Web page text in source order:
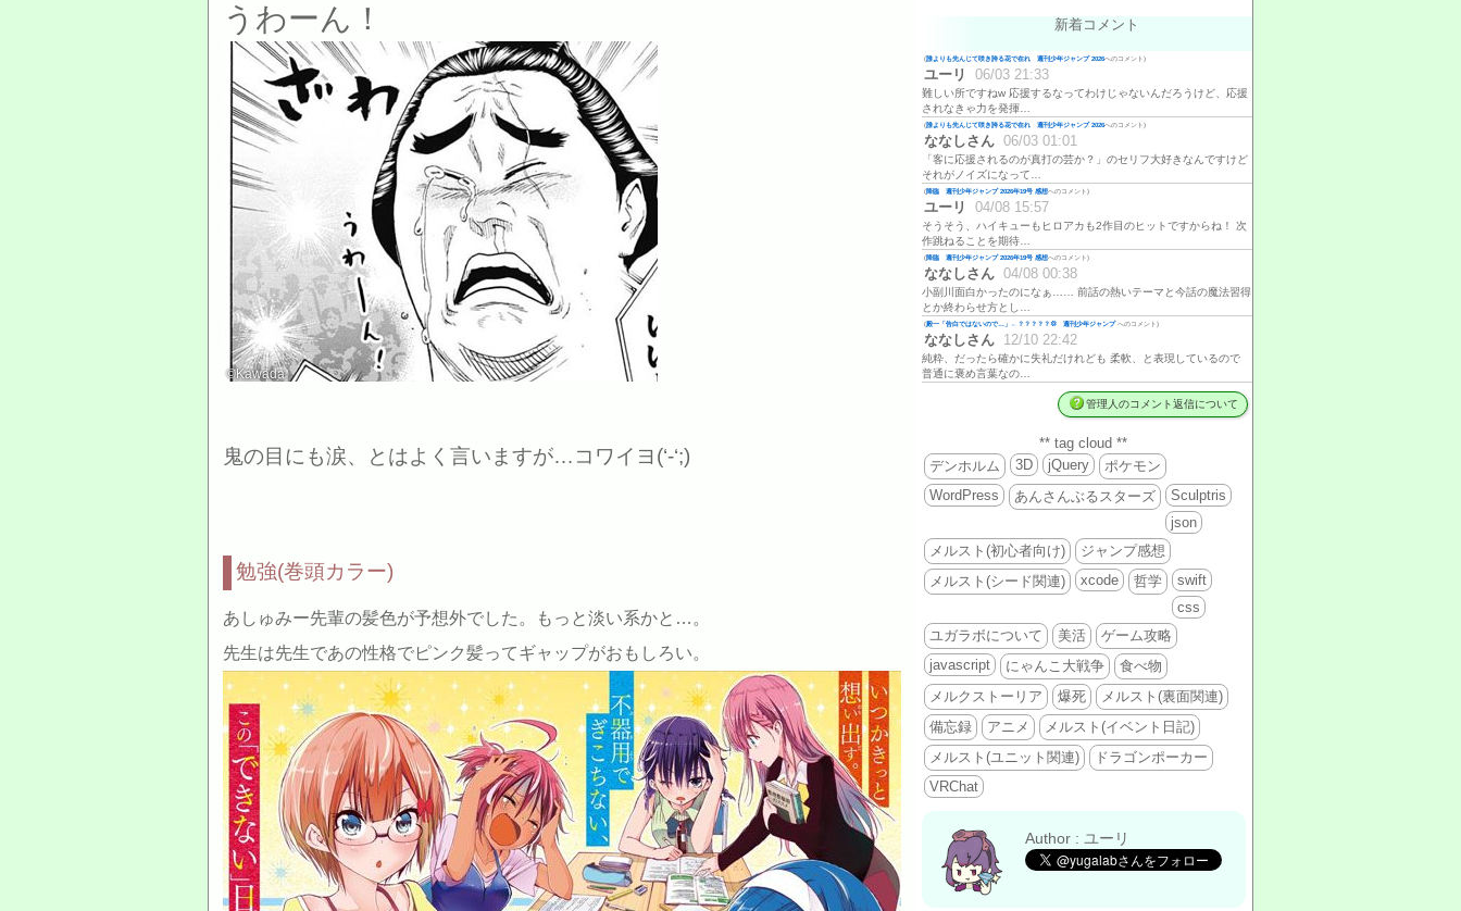
うわーん！
©Kawada
鬼の目にも涙、とはよく言いますが…コワイヨ(‘-‘;)
勉強(巻頭カラー)
あしゅみー先輩の髪色が予想外でした。もっと淡い系かと…。
先生は先生であの性格でピンク髪ってギャップがおもしろい。
新着コメント
(誰よりも先んじて咲き誇る花で在れ 週刊少年ジャンプ 2026へのコメント)
ユーリ 06/03 21:33
難しい所ですねw 応援するなってわけじゃないんだろうけど、応援
されなきゃ力を発揮…
(誰よりも先んじて咲き誇る花で在れ 週刊少年ジャンプ 2026へのコメント)
ななしさん 06/03 01:01
「客に応援されるのが真打の芸か？」のセリフ大好きなんですけど
それがノイズになって…
(降臨 週刊少年ジャンプ 2026年19号 感想へのコメント)
ユーリ 04/08 15:57
そうそう、ハイキューもヒロアカも2作目のヒットですからね！ 次
作跳ねることを期待…
(降臨 週刊少年ジャンプ 2026年19号 感想へのコメント)
ななしさん 04/08 00:38
小副川面白かったのになぁ…… 前話の熱いテーマと今話の魔法習得
とか終わらせ方とし…
(殿一「告白ではないので…」←？？？？？💢 週刊少年ジャンプへのコメント)
ななしさん 12/10 22:42
純粋、だったら確かに失礼だけれども 柔軟、と表現しているので
普通に褒め言葉なの…
管理人のコメント返信について
** tag cloud **
デンホルム
3D jQuery
ポケモン
WordPress
あんさんぶるスターズ
Sculptris
json
メルスト(初心者向け)
ジャンプ感想
メルスト(シード関連)
xcode 哲学
swift
css
ユガラボについて
美活
ゲーム攻略
javascript
にゃんこ大戦争
食べ物
メルクストーリア
爆死
メルスト(裏面関連)
備忘録
アニメ
メルスト(イベント日記)
メルスト(ユニット関連)
ドラゴンポーカー
VRChat
Author : ユーリ